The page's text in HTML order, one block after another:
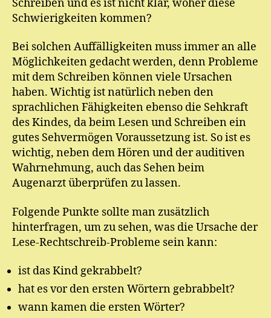
Schreiben und es ist nicht klar, woher diese
Schwierigkeiten kommen?
Bei solchen Auffälligkeiten muss immer an alle
Möglichkeiten gedacht werden, denn Probleme
mit dem Schreiben können viele Ursachen
haben. Wichtig ist natürlich neben den
sprachlichen Fähigkeiten ebenso die Sehkraft
des Kindes, da beim Lesen und Schreiben ein
gutes Sehvermögen Voraussetzung ist. So ist es
wichtig, neben dem Hören und der auditiven
Wahrnehmung, auch das Sehen beim
Augenarzt überprüfen zu lassen.
Folgende Punkte sollte man zusätzlich
hinterfragen, um zu sehen, was die Ursache der
Lese-Rechtschreib-Probleme sein kann:
ist das Kind gekrabbelt?
hat es vor den ersten Wörtern gebrabbelt?
wann kamen die ersten Wörter?